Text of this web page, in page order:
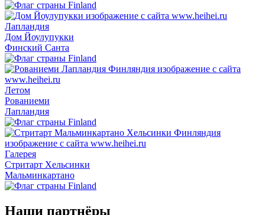
Лапландия
Дом Йоулупукки
Финский Санта
Летом
Рованиеми
Лапландия
Галерея
Стритарт Хельсинки
Мальминкартано
Наши партнёры